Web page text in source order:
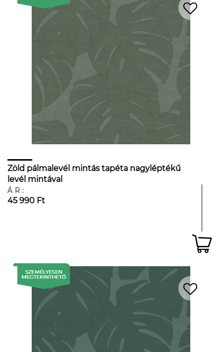
Zöld pálmalevél mintás tapéta nagyléptékű
levél mintával
ÁR:
45 990 Ft